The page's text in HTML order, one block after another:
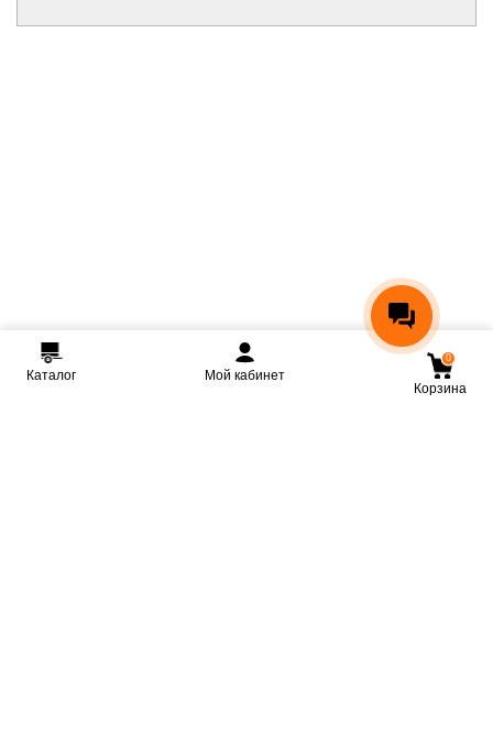
Каталог Мой кабинет
0
Корзина